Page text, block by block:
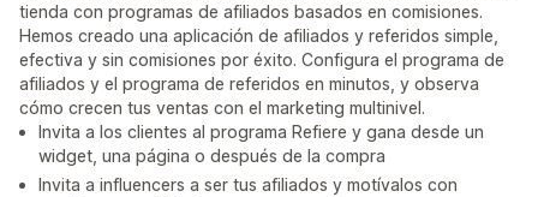
tienda con programas de afiliados basados en comisiones.
Hemos creado una aplicación de afiliados y referidos simple,
efectiva y sin comisiones por éxito. Configura el programa de
afiliados y el programa de referidos en minutos, y observa
cómo crecen tus ventas con el marketing multinivel.
Invita a los clientes al programa Refiere y gana desde un
widget, una página o después de la compra
Invita a influencers a ser tus afiliados y motívalos con